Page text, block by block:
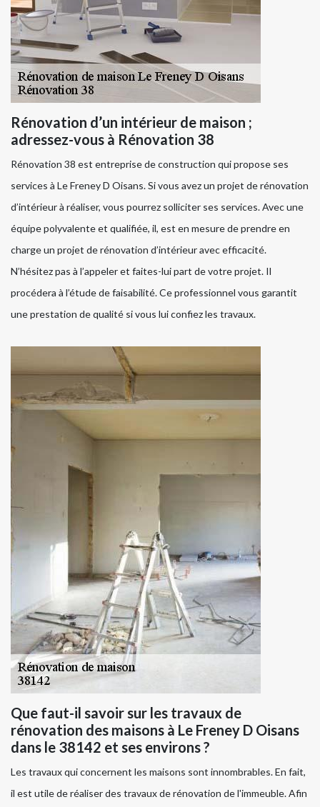
Rénovation d’un intérieur de maison ;
adressez-vous à Rénovation 38
Rénovation 38 est entreprise de construction qui propose ses
services à Le Freney D Oisans. Si vous avez un projet de rénovation
d’intérieur à réaliser, vous pourrez solliciter ses services. Avec une
équipe polyvalente et qualifiée, il, est en mesure de prendre en
charge un projet de rénovation d’intérieur avec efficacité.
N’hésitez pas à l’appeler et faites-lui part de votre projet. Il
procédera à l’étude de faisabilité. Ce professionnel vous garantit
une prestation de qualité si vous lui confiez les travaux.
Que faut-il savoir sur les travaux de
rénovation des maisons à Le Freney D Oisans
dans le 38142 et ses environs ?
Les travaux qui concernent les maisons sont innombrables. En fait,
il est utile de réaliser des travaux de rénovation de l'immeuble. Afin